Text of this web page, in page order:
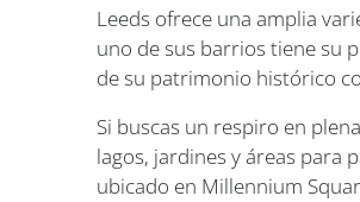
Leeds ofrece una amplia
uno de sus barrios tiene su
de su patrimonio histórico
Si buscas un respiro en
lagos, jardines y áreas para
ubicado en Millennium